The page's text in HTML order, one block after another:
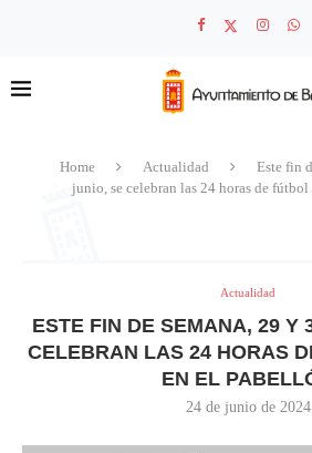
Home Actualidad
Este fin
junio, se celebran las 24 horas de
Actualidad
ESTE FIN DE SEMANA, 29 Y
CELEBRAN LAS 24 HORAS
EN EL
24 de junio de 2024